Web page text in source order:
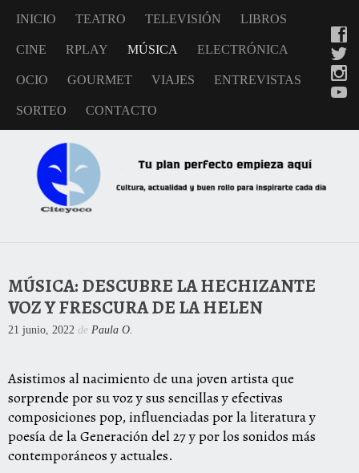
INICIO TEATRO TELEVISIÓN LIBROS
CINE RPLAY MÚSICA ELECTRÓNICA
OCIO GOURMET VIAJES ENTREVISTAS
SORTEO CONTACTO
MÚSICA: DESCUBRE LA HECHIZANTE
VOZ Y FRESCURA DE LA HELEN
21 junio, 2022 de Paula O.
Asistimos al nacimiento de una joven artista que
sorprende por su voz y sus sencillas y efectivas
composiciones pop, influenciadas por la literatura y
poesía de la Generación del 27 y por los sonidos más
contemporáneos y actuales.